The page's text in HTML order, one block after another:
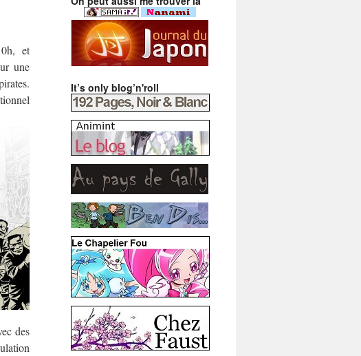
et
une
des
It’s only blog’n'roll